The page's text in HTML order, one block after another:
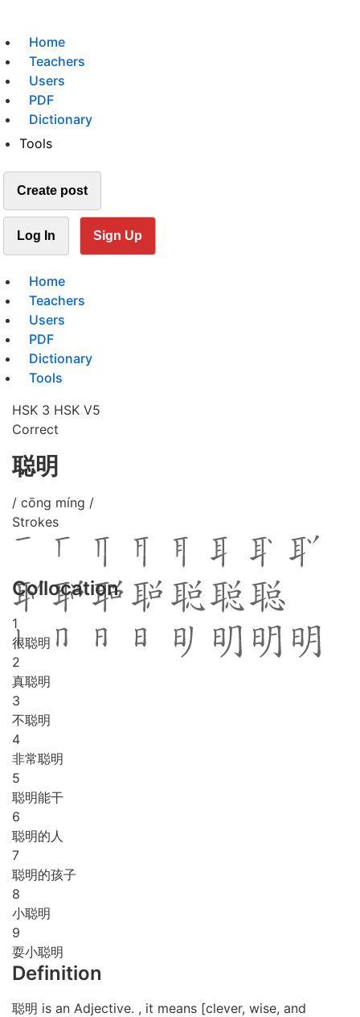
Home
Teachers
Users
PDF
Dictionary
Tools
Create post
Log In Sign Up
Home
Teachers
Users
PDF
Dictionary
Tools
HSK 3 HSK V5
Correct
聪明
/ cōng míng /
Strokes
Collocation
1
很聪明
2
真聪明
3
不聪明
4
非常聪明
5
聪明能干
6
聪明的人
7
聪明的孩子
8
小聪明
9
耍小聪明
Definition
聪明 is an Adjective. , it means [clever, wise, and